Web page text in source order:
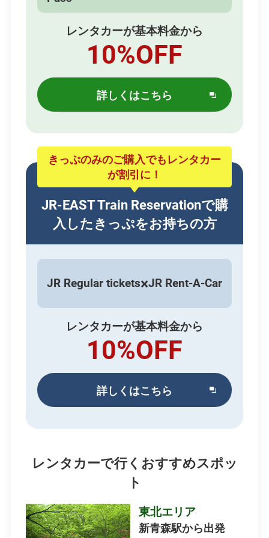
レンタカーが基本料金から
10%OFF
詳しくはこちら
別
ウィ
ウ
で
開
き
ま
す
きっぷのみのご購入でもレンタカー
が割引に！
JR-EAST Train Reservationで購
入したきっぷをお持ちの方
JR Regular tickets×JR Rent-A-Car
レンタカーが基本料金から
10%OFF
詳しくはこちら
別
ウィ
で
開
き
ま
す
レンタカーで行くおすすめスポッ
ト
東北エリア
新青森駅から出発